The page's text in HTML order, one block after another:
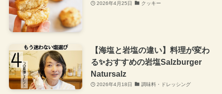
2026年4月25日 クッキー
【海塩と岩塩の違い】料理が変わ
る✨おすすめの岩塩Salzburger
Natursalz
2026年4月18日 調味料・ドレッシング